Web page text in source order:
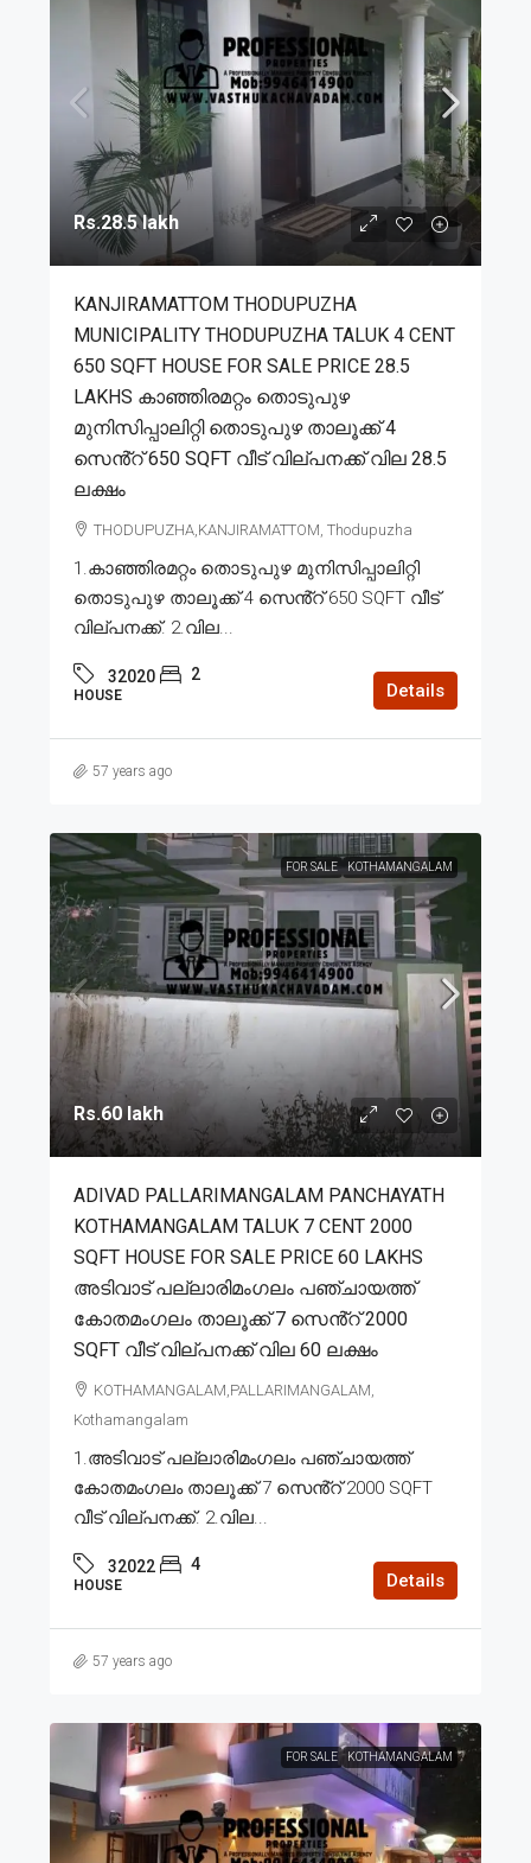
Rs.28.5 lakh
KANJIRAMATTOM THODUPUZHA
MUNICIPALITY THODUPUZHA TALUK 4 CENT
650 SQFT HOUSE FOR SALE PRICE 28.5
LAKHS കാഞ്ഞിരമറ്റം തൊടുപുഴ
മുനിസിപ്പാലിറ്റി തൊടുപുഴ താലൂക്ക് 4
സെൻ്റ് 650 SQFT വീട് വില്പനക്ക് വില 28.5
ലക്ഷം
THODUPUZHA,KANJIRAMATTOM, Thodupuzha
1.കാഞ്ഞിരമറ്റം തൊടുപുഴ മുനിസിപ്പാലിറ്റി
തൊടുപുഴ താലൂക്ക് 4 സെൻ്റ് 650 SQFT വീട്
വില്പനക്ക്. 2.വില...
32020 2
HOUSE Details
57 years ago
FOR SALE KOTHAMANGALAM
Rs.60 lakh
ADIVAD PALLARIMANGALAM PANCHAYATH
KOTHAMANGALAM TALUK 7 CENT 2000
SQFT HOUSE FOR SALE PRICE 60 LAKHS
അടിവാട് പല്ലാരിമംഗലം പഞ്ചായത്ത്
കോതമംഗലം താലൂക്ക് 7 സെൻ്റ് 2000
SQFT വീട് വില്പനക്ക് വില 60 ലക്ഷം
KOTHAMANGALAM,PALLARIMANGALAM,
Kothamangalam
1.അടിവാട് പല്ലാരിമംഗലം പഞ്ചായത്ത്
കോതമംഗലം താലൂക്ക് 7 സെൻ്റ് 2000 SQFT
വീട് വില്പനക്ക്. 2.വില...
32022 4
HOUSE Details
57 years ago
FOR SALE KOTHAMANGALAM